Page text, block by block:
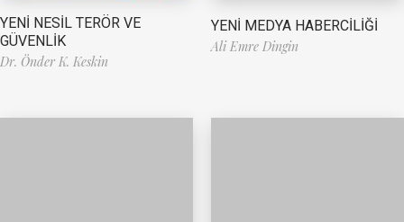
YENİ NESİL TERÖR VE
GÜVENLİK
Dr. Önder K. Keskin
YENİ MEDYA HABERCİLİĞİ
Ali Emre Dingin